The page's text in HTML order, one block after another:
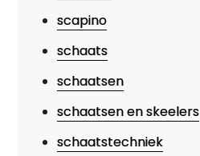
scapino
schaats
schaatsen
schaatsen en skeelers
schaatstechniek